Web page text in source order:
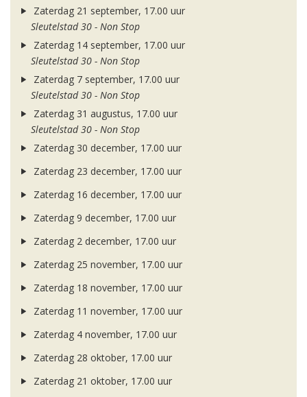
Zaterdag 21 september, 17.00 uur
Sleutelstad 30 - Non Stop
Zaterdag 14 september, 17.00 uur
Sleutelstad 30 - Non Stop
Zaterdag 7 september, 17.00 uur
Sleutelstad 30 - Non Stop
Zaterdag 31 augustus, 17.00 uur
Sleutelstad 30 - Non Stop
Zaterdag 30 december, 17.00 uur
Zaterdag 23 december, 17.00 uur
Zaterdag 16 december, 17.00 uur
Zaterdag 9 december, 17.00 uur
Zaterdag 2 december, 17.00 uur
Zaterdag 25 november, 17.00 uur
Zaterdag 18 november, 17.00 uur
Zaterdag 11 november, 17.00 uur
Zaterdag 4 november, 17.00 uur
Zaterdag 28 oktober, 17.00 uur
Zaterdag 21 oktober, 17.00 uur